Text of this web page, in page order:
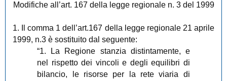
Modifiche all’art. 167 della legge regionale n. 3 del 1999
1. Il comma 1 dell’art.167 della legge regionale 21 aprile
1999, n.3 è sostituito dal seguente:
“1. La Regione stanzia distintamente, e
nel rispetto dei vincoli e degli equilibri di
bilancio, le risorse per la rete viaria di